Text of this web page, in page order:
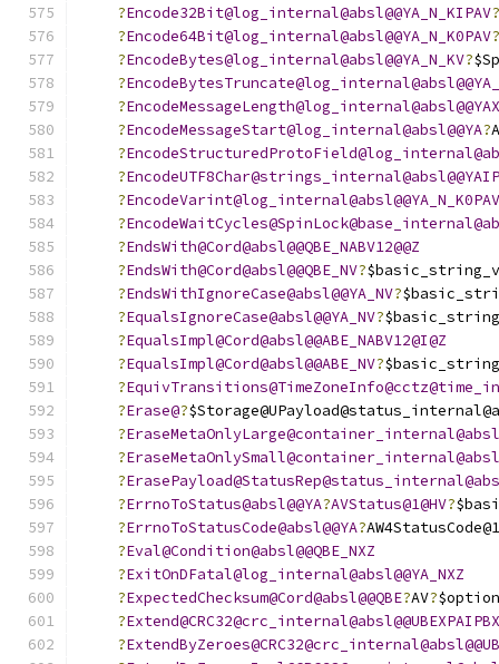
?Encode32Bit@log_internal@absl@@YA_N_KIPAV?
?Encode64Bit@log_internal@absl@@YA_N_K0PAV?
?EncodeBytes@log_internal@absl@@YA_N_KV?
?
?
?EncodeMessageStart@log_internal@absl@@YA?
?
?
?EncodeVarint@log_internal@absl@@YA_N_K0PAV
?
?EndsWith@Cord@absl@@QBE_NABV12@@Z
?EndsWith@Cord@absl@@QBE_NV?
?EndsWithIgnoreCase@absl@@YA_NV?
?EqualsIgnoreCase@absl@@YA_NV?
?EqualsImpl@Cord@absl@@ABE_NABV12@I@Z
?EqualsImpl@Cord@absl@@ABE_NV?
?
?Erase@?
?
?
?
?ErrnoToStatus@absl@@YA?AVStatus@1@HV?
?ErrnoToStatusCode@absl@@YA?
?Eval@Condition@absl@@QBE_NXZ
?ExitOnDFatal@log_internal@absl@@YA_NXZ
?ExpectedChecksum@Cord@absl@@QBE?AV?
?
?